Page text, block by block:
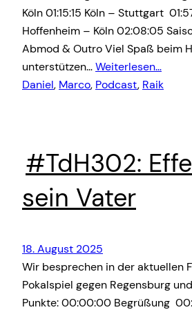
Köln 01:15:15 Köln – Stuttgart
Hoffenheim – Köln 02:08:05
Abmod & Outro Viel Spaß beim
unterstützen…Weiterlesen…
Daniel, Marco, Podcast, Raik
#TdH302:
sein Vater
18. August 2025
Wir besprechen in der aktuellen
Pokalspiel gegen Regensburg
Punkte: 00:00:00 Begrüßung